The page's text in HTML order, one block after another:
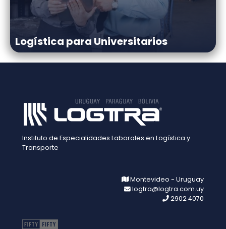
Logística para Universitarios
Instituto de Especialidades Laborales en Logística y
Transporte
Montevideo - Uruguay
logtra@logtra.com.uy
2902 4070